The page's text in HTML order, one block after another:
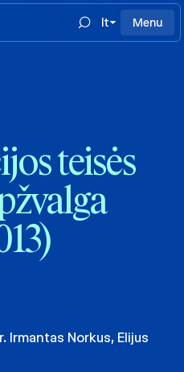
lt Menu
teisės
Irmantas Norkus, Elijus